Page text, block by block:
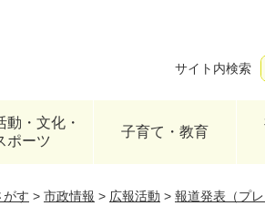
サイト内検索
動・文化・
ポーツ
子育て・教育
がす > 市政情報 > 広報活動 > 報道発表（プレ